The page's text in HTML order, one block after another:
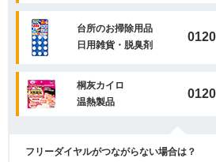
台所のお掃除用品
日用雑貨・脱臭剤
桐灰カイロ
温熱製品
フリーダイヤルがつながらない場合は？